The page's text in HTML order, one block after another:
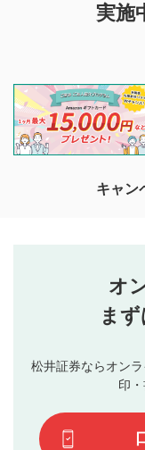
投稿するボ
星で評価をする
3
動画の評価
です）
投
を目的として、各動
投稿ができます。利
閲覧および投稿を行
他の利用者が動画を
待ちしております。
なお、投稿をもっ
行ってください。
当社は、利用者
ブルによって生
評価およびコメ
ます。掲載され
てはお答えでき
て結果のご連絡
実施
キャン
オ
ま
松井証券ならオン
印